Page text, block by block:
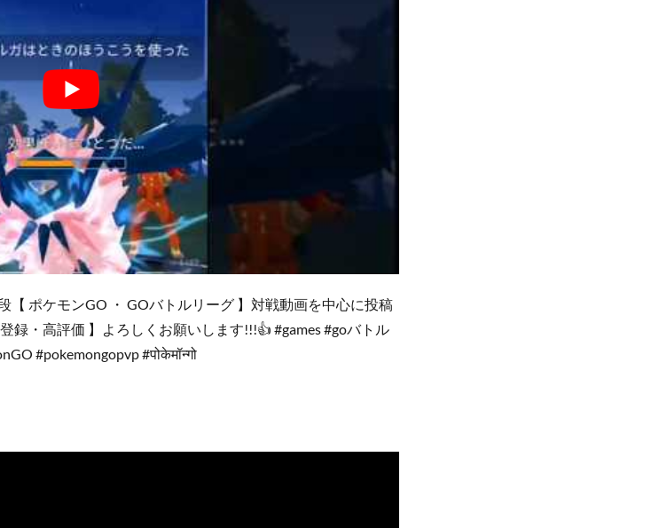
【 ポケモンGO ・ GOバトルリーグ 】対戦動画を中心に投稿
録・高評価 】よろしくお願いします!!!👍 #games #goバトル
#pokemongopvp #पोकेमॉन्गो